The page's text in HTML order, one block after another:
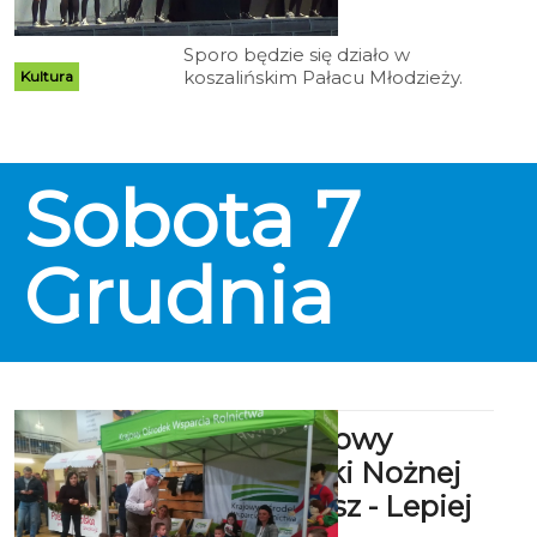
Kultura
godz. 13:22
Sporo będzie się działo w
koszalińskim Pałacu Młodzieży.
Sobota 7
Grudnia
III Mikołajkowy
Turniej Piłki Nożnej
Zdrowo Jesz - Lepiej